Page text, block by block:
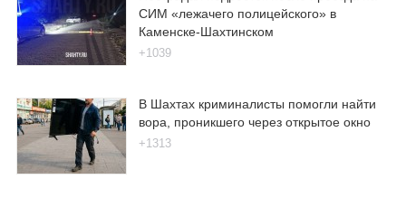
СИМ «лежачего полицейского» в
Каменске-Шахтинском
+1039
В Шахтах криминалисты помогли найти
вора, проникшего через открытое окно
+1313